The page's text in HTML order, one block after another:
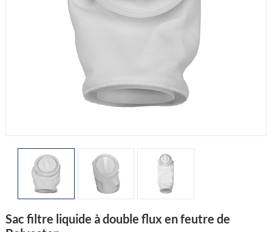
Sac filtre liquide à double flux en feutre de